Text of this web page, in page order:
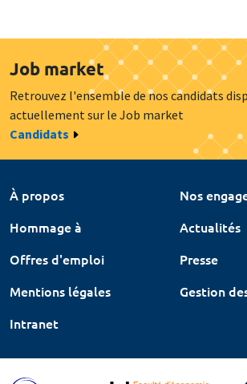
Job market
Retrouvez l'ensemble de nos candidats
actuellement sur le Job market
Candidats
À propos
Nos
Hommage à
Actualités
Offres d'emploi
Presse
Mentions légales
Gestion
Intranet